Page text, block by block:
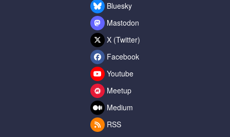
Bluesky
Mastodon
X (Twitter)
Facebook
Youtube
Meetup
Medium
RSS